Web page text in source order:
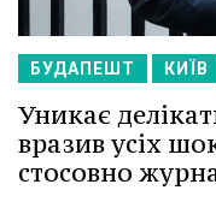
БУДАПЕШТ КИЇВ
Уникає
вразив усіх
стосовно